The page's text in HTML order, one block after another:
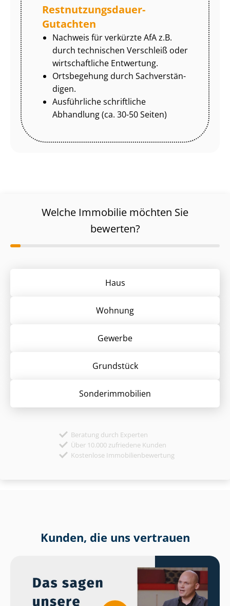
Rest­nut­zungs­dau­er-
Gutachten
Nachweis für verkürzte AfA z.B.
durch technischen Verschleiß oder
wirtschaftliche Entwertung.
Ortsbegehung durch Sach­ver­stän­
di­gen.
Ausführliche schriftliche
Abhandlung (ca. 30-50 Seiten)
Welche Immobilie möchten Sie
bewerten?
Haus
Wohnung
Gewerbe
Grund­stück
Sonder­immobilien
Beratung durch Experten
Über 10.000 zufriedene Kunden
Kostenlose Immobilienbewertung
Kunden, die uns vertrauen